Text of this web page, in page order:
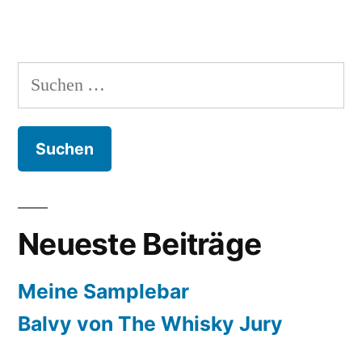
Suchen
nach:
Neueste Beiträge
Meine Samplebar
Balvy von The Whisky Jury